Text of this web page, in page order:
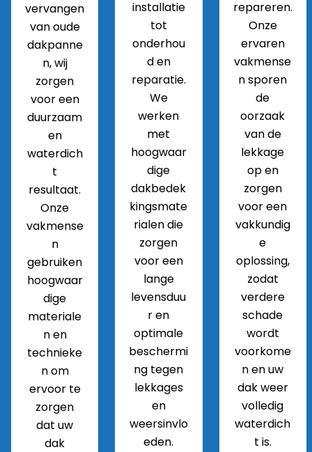
vervangen
van oude
dakpanne
n, wij
zorgen
voor een
duurzaam
en
waterdich
t
resultaat.
Onze
vakmense
n
gebruiken
hoogwaar
dige
materiale
n en
technieke
n om
ervoor te
zorgen
dat uw
dak
installatie
tot
onderhou
d en
reparatie.
We
werken
met
hoogwaar
dige
dakbedek
kingsmate
rialen die
zorgen
voor een
lange
levensduu
r en
optimale
beschermi
ng tegen
lekkages
en
weersinvlo
eden.
repareren.
Onze
ervaren
vakmense
n sporen
de
oorzaak
van de
lekkage
op en
zorgen
voor een
vakkundig
e
oplossing,
zodat
verdere
schade
wordt
voorkome
n en uw
dak weer
volledig
waterdich
t is.